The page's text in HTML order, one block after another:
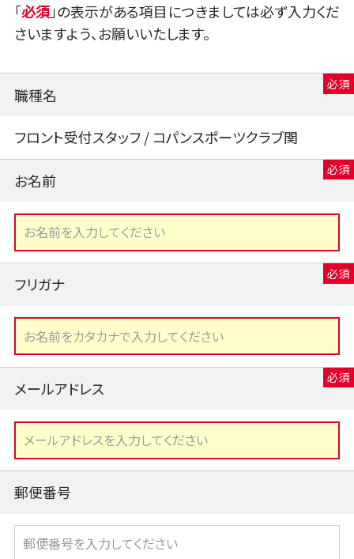
「
」の表示がある項目につきましては必ず入力くだ
さいますよう、お願いいたします。
職種名
フロント受付スタッフ / コパンスポーツクラブ関
お名前
フリガナ
メールアドレス
郵便番号